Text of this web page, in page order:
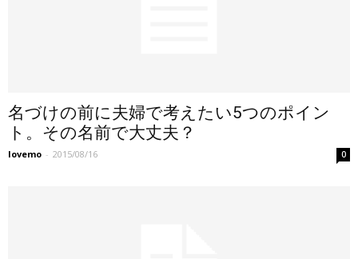
名づけの前に夫婦で考えたい5つのポイン
ト。その名前で大丈夫？
lovemo - 2015/08/16 0